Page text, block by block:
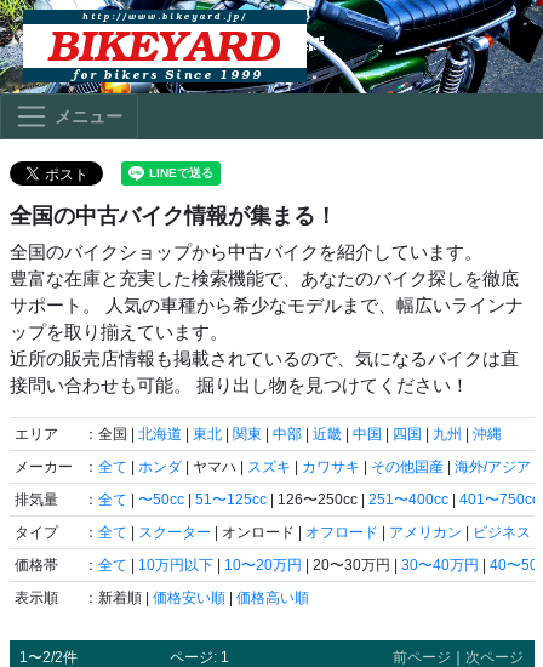
メニュー
全国の中古バイク情報が集まる！
全国のバイクショップから中古バイクを紹介しています。
豊富な在庫と充実した検索機能で、あなたのバイク探しを徹底
サポート。 人気の車種から希少なモデルまで、幅広いラインナ
ップを取り揃えています。
近所の販売店情報も掲載されているので、気になるバイクは直
接問い合わせも可能。 掘り出し物を見つけてください！
エリア ：全国 | 北海道 | 東北 | 関東 | 中部 | 近畿 | 中国 | 四国 | 九州 | 沖縄
メーカー
： 全て | ホンダ | ヤマハ | スズキ | カワサキ | その他国産 | 海外/アジア
排気量
： 全て | 〜50cc | 51〜125cc | 126〜250cc | 251〜400cc | 401〜750cc
タイプ
： 全て | スクーター | オンロード | オフロード | アメリカン | ビジネス
価格帯
： 全て | 10万円以下 | 10〜20万円 | 20〜30万円 | 30〜40万円 | 40〜50
表示順
：新着順 | 価格安い順 | 価格高い順
1〜2/2件 ページ: 1 前ページ 次ページ